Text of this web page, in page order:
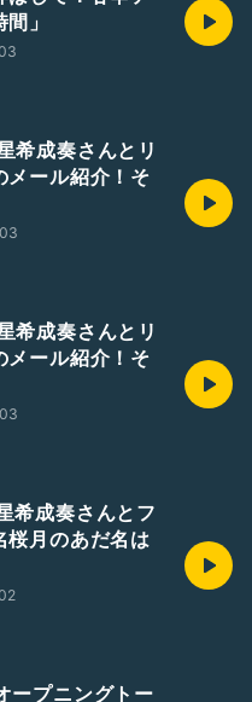
」
成奏さんとリ
メール紹介！そ
成奏さんとリ
メール紹介！そ
成奏さんとフ
桜月のあだ名は
プニングトー